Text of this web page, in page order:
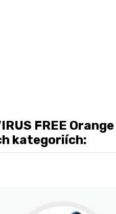
FREE
kategoriích: